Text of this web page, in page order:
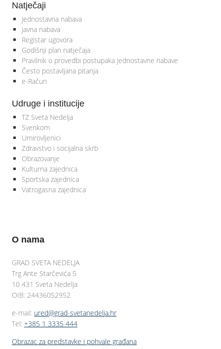
Natječaji
Jednostavna nabava
Javna nabava
Registar ugovora
Godišnji plan natječaja
Pravilnik o provedbi postupaka jednostavne nabave
Često postavljana pitanja
e-Račun
Udruge i institucije
TZ Sveta Nedelja
Svenkom
Umirovljenici
Zdravstvo i socijalna skrb
Obrazovanje
Kulturna zajednica
Sportska zajednica
Vatrogasna zajednica
O nama
GRAD SVETA NEDELJA
Trg Ante Starčevića 5
10 431 Sveta Nedelja
OIB: 24436052952
e-mail: ured@grad-svetanedelja.hr
Tel: +385 1 3335 444
Obrazac za predstavke i pohvale građana